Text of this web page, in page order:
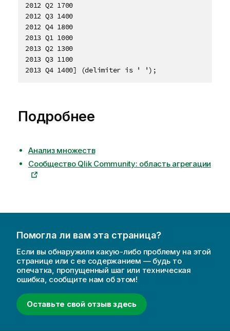
2012 Q2 1700
2012 Q3 1400
2012 Q4 1800
2013 Q1 1000
2013 Q2 1300
2013 Q3 1100
2013 Q4 1400] (delimiter is ' ');
Подробнее
Анализ множеств
Сообщество Qlik Community: область агрегации
Помогла ли вам эта страница?
Если вы обнаружили какую-либо проблему на этой
странице или с ее содержанием — будь то
опечатка, пропущенный шаг или техническая
ошибка, сообщите нам об этом!
Оставьте свой отзыв здесь